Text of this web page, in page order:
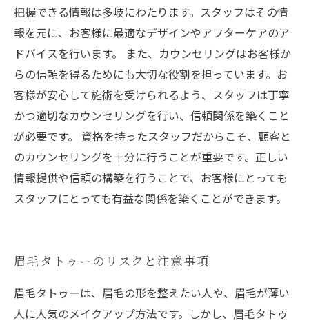
把握できる情報は多岐にわたります。スタッフはその情
報を元に、お客様に最適なデザインやアフターケアのア
ドバイスを行います。 また、カウンセリングはお客様か
らの信頼を得るためにも大切な役割を担っています。お
客様が安心して施術を受けられるよう、スタッフは丁寧
かつ適切なカウンセリングを行い、信頼関係を築くこと
が必要です。 資格を持ったスタッフだからこそ、顧客と
のカウンセリングを十分に行うことが重要です。正しい
情報提供や信頼の構築を行うことで、お客様にとっても
スタッフにとっても有益な関係を築くことができます。
眉毛タトゥーのリスクと注意事項
眉毛タトゥーは、眉毛の形を整えたい人や、眉毛が薄い
人に人気のメイクアップ方法です。しかし、眉毛タトゥ